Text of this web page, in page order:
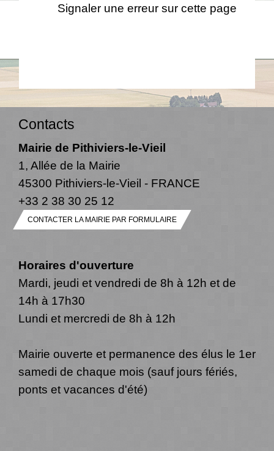
Signaler une erreur sur cette page
Contacts
Mairie de Pithiviers-le-Vieil
1, Allée de la Mairie
45300 Pithiviers-le-Vieil - FRANCE
+33 2 38 30 25 12
CONTACTER LA MAIRIE PAR FORMULAIRE
Horaires d'ouverture
Mardi, jeudi et vendredi de 8h à 12h et de
14h à 17h30
Lundi et mercredi de 8h à 12h
Mairie ouverte et permanence des élus le 1er
samedi de chaque mois (sauf jours fériés,
ponts et vacances d'été)